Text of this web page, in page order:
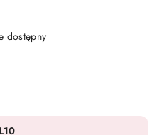
dostępny